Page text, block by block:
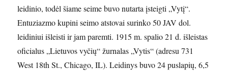
leidinio, todėl šiame seime buvo nutarta įsteigti „Vytį“.
Entuziazmo kupini seimo atstovai surinko 50 JAV dol.
leidiniui išleisti ir jam paremti. 1915 m. spalio 21 d. išleistas
oficialus „Lietuvos vyčių“ žurnalas „Vytis“ (adresu 731
West 18th St., Chicago, IL). Leidinys buvo 24 puslapių, 6,5